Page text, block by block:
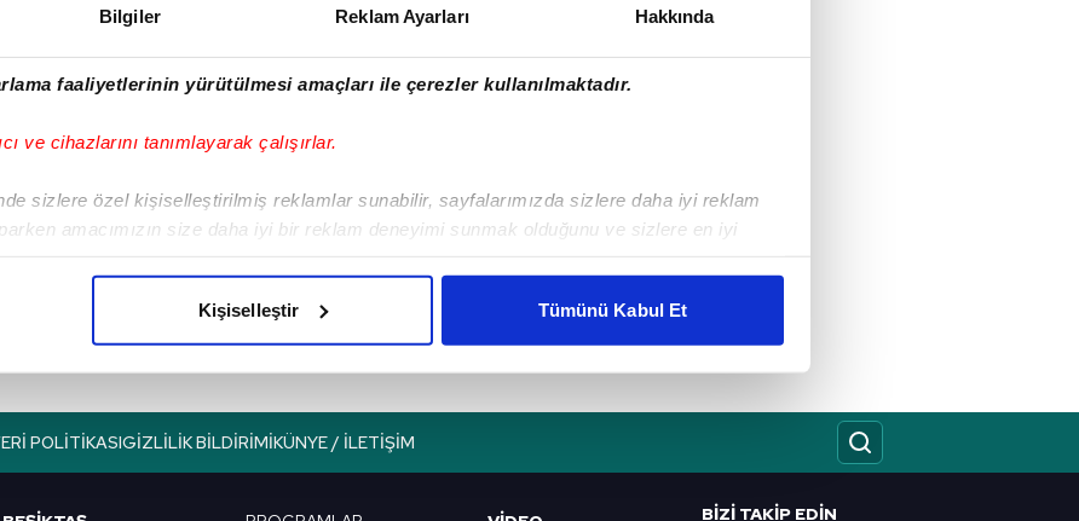
Bilgiler Reklam Ayarları Hakkında
faaliyetlerinin yürütülmesi amaçları ile çerezler kullanılmaktadır.
ve cihazlarını tanımlayarak çalışırlar.
sizlere özel kişiselleştirilmiş reklamlar sunabilir, sayfalarımızda sizlere daha iyi reklam
amacımızın size daha iyi bir reklam deneyimi sunmak olduğunu ve sizlere en iyi
izin vermedikleri takdirde, kullanıcılara hedefli reklamlar gösterilmeyecektir."
verileriniz işlenmekte olup gerekli olan çerezler bilgi toplumu hizmetlerinin sunulması
Kişiselleştir Tümünü Kabul Et
Sonraki Haber
G.Saray'dan Nelsson
POLITIKASIGIZLILIK BILDIRIMIKÜNYE / İLETIŞIM
BIZI TAKIP EDIN